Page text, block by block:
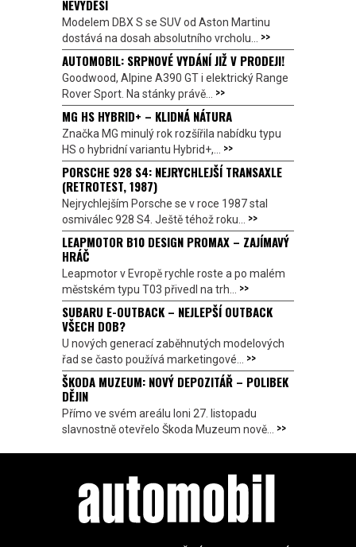
NEVYDĚSÍ
Modelem DBX S se SUV od Aston Martinu
dostává na dosah absolutního vrcholu... >>
AUTOMOBIL: SRPNOVÉ VYDÁNÍ JIŽ V PRODEJI!
Goodwood, Alpine A390 GT i elektrický Range
Rover Sport. Na stánky právě... >>
MG HS HYBRID+ – KLIDNÁ NÁTURA
Značka MG minulý rok rozšířila nabídku typu
HS o hybridní variantu Hybrid+,... >>
PORSCHE 928 S4: NEJRYCHLEJŠÍ TRANSAXLE
(RETROTEST, 1987)
Nejrychlejším Porsche se v roce 1987 stal
osmiválec 928 S4. Ještě téhož roku... >>
LEAPMOTOR B10 DESIGN PROMAX – ZAJÍMAVÝ
HRÁČ
Leapmotor v Evropě rychle roste a po malém
městském typu T03 přivedl na trh... >>
SUBARU E-OUTBACK – NEJLEPŠÍ OUTBACK
VŠECH DOB?
U nových generací zaběhnutých modelových
řad se často používá marketingové... >>
ŠKODA MUZEUM: NOVÝ DEPOZITÁŘ – POLIBEK
DĚJIN
Přímo ve svém areálu loni 27. listopadu
slavnostně otevřelo Škoda Muzeum nově... >>